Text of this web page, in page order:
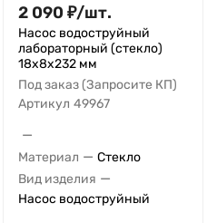
2 090 ₽/шт.
Насос водоструйный
лабораторный (стекло)
18х8х232 мм
Под заказ (Запросите КП)
Артикул 49967
—
Материал — Стекло
Вид изделия —
Насос водоструйный